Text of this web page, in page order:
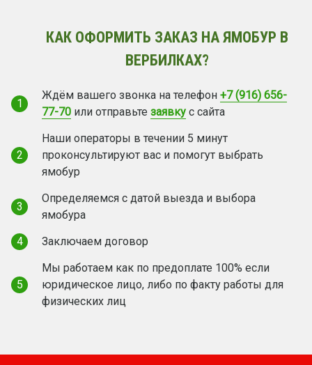
КАК ОФОРМИТЬ ЗАКАЗ НА ЯМОБУР В
ВЕРБИЛКАХ?
1
Ждём вашего звонка на телефон +7 (916) 656-
77-70 или отправьте заявку с сайта
2
Наши операторы в течении 5 минут
проконсультируют вас и помогут выбрать
ямобур
3
Определяемся с датой выезда и выбора
ямобура
4
Заключаем договор
5
Мы работаем как по предоплате 100% если
юридическое лицо, либо по факту работы для
физических лиц